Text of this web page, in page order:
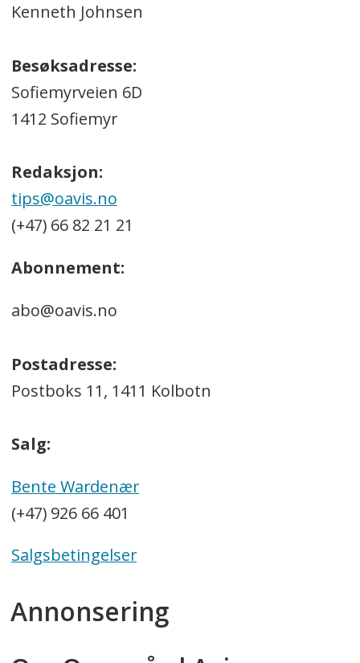
Kenneth Johnsen
Besøksadresse:
Sofiemyrveien 6D
1412 Sofiemyr
Redaksjon:
tips@oavis.no
(+47) 66 82 21 21
Abonnement:
abo@oavis.no
Postadresse:
Postboks 11, 1411 Kolbotn
Salg:
Bente Wardenær
(+47) 926 66 401
Salgsbetingelser
Annonsering